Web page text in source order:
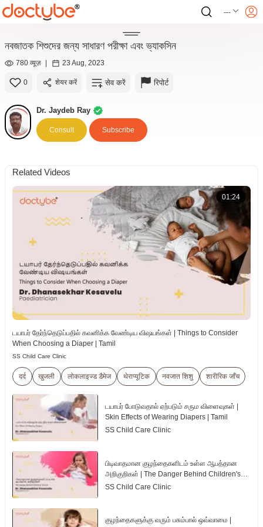
---
নবজাতক শিশুদের জন্য সাধারণ পরীক্ষা এবং ভ্যাকসিন
780 व्यूज़ | 23 Aug, 2023
0 शेयर करें सेव करें रिपोर्ट
Dr. Jaydeb Ray
Consult Subscribe
Related Videos
01:24
டயாபர் தேர்ந்தெடுப்பதில் கவனிக்க வேண்டிய விஷயங்கள் | Things to Consider
When Choosing a Diaper | Tamil
SS Child Care Clinic
दर्द खुजली लोकलाइज्ड डैमेज थेराप्यूटिक नवजात शिशु शारीरिक जाँच
டயாபர் போடுவதால் ஏற்படும் சரும விளைவுகள் |
Skin Effects of Wearing Diapers | Tamil
SS Child Care Clinic
பிடிவாதமான குழந்தைகளிடம் உள்ள ஆபத்தான
அறிகுறிகள் | The Danger Behind Children's
Tantrum | Tamil
SS Child Care Clinic
குழந்தைகளுக்கு வரும் பசும்பால் ஒவ்வாமை |